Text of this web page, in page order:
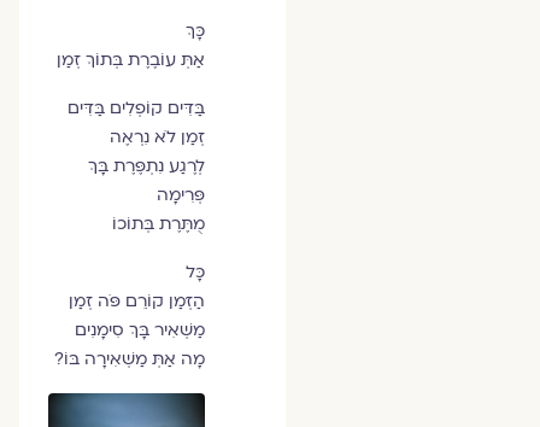
כָּךְ
אַתְּ עוֹבֶרֶת בְּתוֹךְ זְמַן
בַּדִּים קוֹפְלִים בַּדִּים
זְמַן לֹא נִרְאֶה
לְרֶגַע נִתְפֶּרֶת בָּךְ
פְּרִימָה
מֻתֶּרֶת בְּתוֹכוֹ
כָּל
הַזְּמַן קוֹרֵם פֹּה זְמַן
מַשְׁאִיר בָּךְ סִימָנִים
מָה אַתְּ מַשְׁאִירָה בּוֹ?